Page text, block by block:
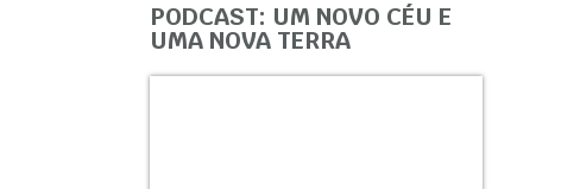
PODCAST: UM NOVO CÉU E
UMA NOVA TERRA